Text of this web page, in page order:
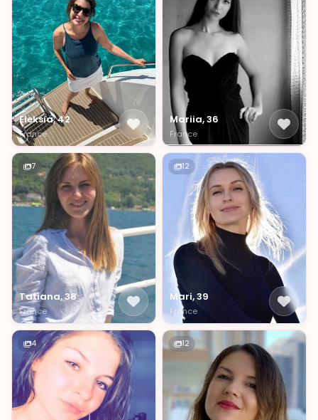
Eleksia, 42
France
Mariia, 36
France
7
Tatiana, 38
France
12
Mari, 39
France
4 12